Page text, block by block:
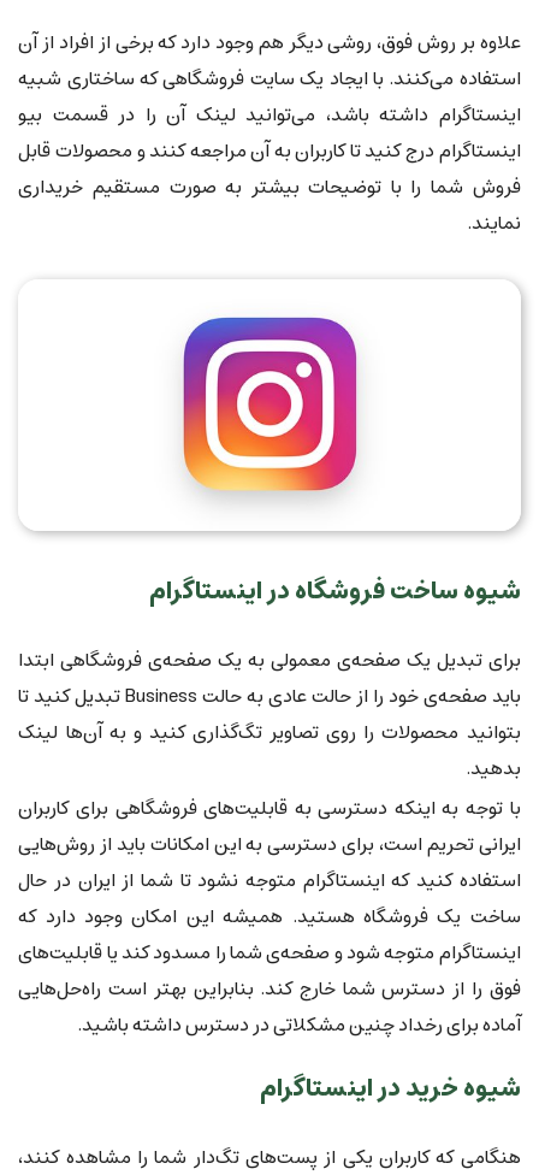
علاوه بر روش فوق،‌ روشی دیگر هم وجود دارد که برخی از افراد از آن
استفاده می‌کنند. با ایجاد یک سایت فروشگاهی که ساختاری شبیه
اینستاگرام داشته باشد، می‌توانید لینک آن را در قسمت بیو
اینستاگرام درج کنید تا کاربران به آن مراجعه کنند و محصولات قابل
فروش شما را با توضیحات بیشتر به صورت مستقیم خریداری
نمایند.
شیوه ساخت فروشگاه در اینستاگرام
برای تبدیل یک صفحه‌ی معمولی به یک صفحه‌ی فروشگاهی ابتدا
باید صفحه‌ی خود را از حالت عادی به حالت Business تبدیل کنید تا
بتوانید محصولات را روی تصاویر تگ‌گذاری کنید و به آن‌ها لینک
بدهید.
با توجه به اینکه دسترسی به قابلیت‌های فروشگاهی برای کاربران
ایرانی تحریم است، برای دسترسی به این امکانات باید از روش‌هایی
استفاده کنید که اینستاگرام متوجه نشود تا شما از ایران در حال
ساخت یک فروشگاه هستید. همیشه این امکان وجود دارد که
اینستاگرام متوجه شود و صفحه‌ی شما را مسدود کند یا قابلیت‌های
فوق را از دسترس شما خارج کند. بنابراین بهتر است راه‌حل‌هایی
آماده برای رخداد چنین مشکلاتی در دسترس داشته باشید.
شیوه خرید در اینستاگرام
هنگامی که کاربران یکی از پست‌های تگ‌دار شما را مشاهده کنند،